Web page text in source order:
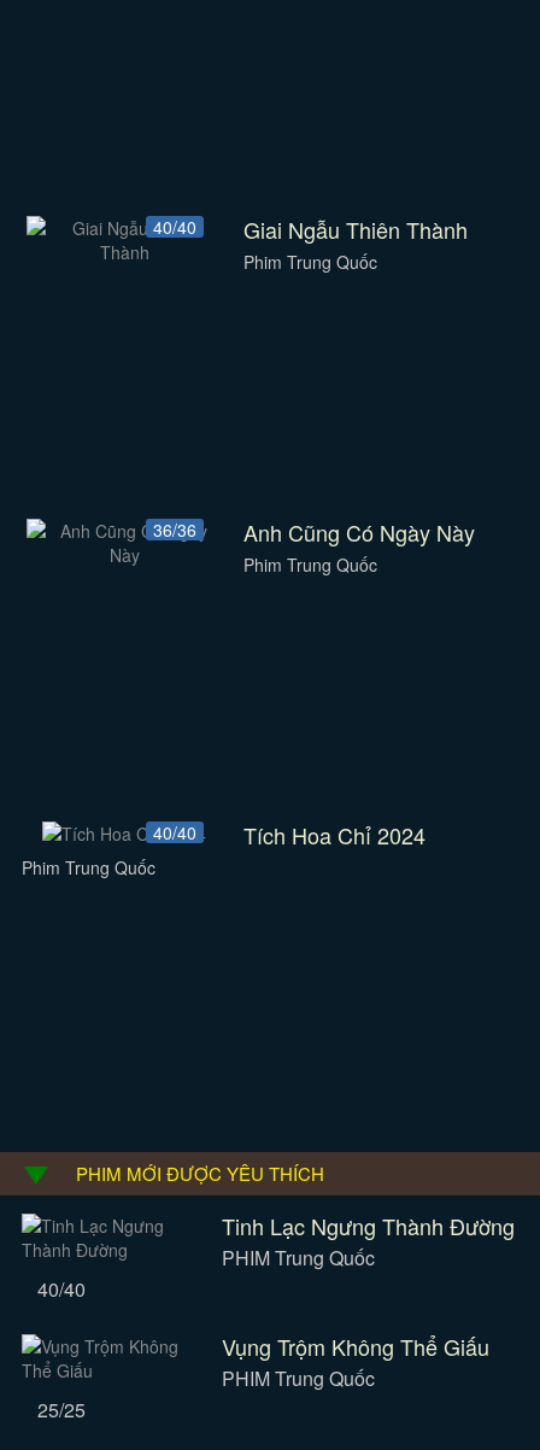
40/40 Giai Ngẫu Thiên Thành
Phim Trung Quốc
36/36 Anh Cũng Có Ngày Này
Phim Trung Quốc
40/40 Tích Hoa Chỉ 2024
Phim Trung Quốc
PHIM MỚI ĐƯỢC YÊU THÍCH
Tinh Lạc Ngưng Thành Đường
PHIM Trung Quốc
40/40
Vụng Trộm Không Thể Giấu
PHIM Trung Quốc
25/25